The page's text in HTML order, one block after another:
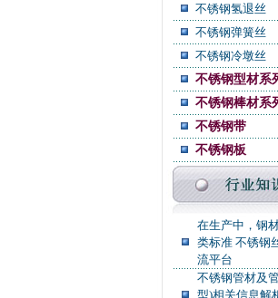
不锈钢氢退丝
不锈钢弹簧丝
不锈钢冷墩丝
不锈钢型材系
不锈钢棒材系
不锈钢带
不锈钢板
在生产中，钢
类标准 不锈钢
流平台
不锈钢管材及
型)相关信息解